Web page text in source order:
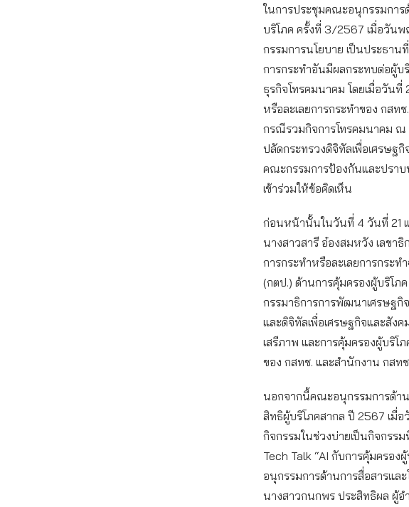
ในการประชุมคณะอนุกรรมการ
บริโภค ครั้งที่ 3/2567 เมื่อวัน
กรรมการนโยบาย เป็นประธาน
การกระทำอันมีผลกระทบต่อผู้บ
ธุรกิจโทรคมนาคม โดยเมื่อวัน
หรือละเลยการกระทำของ กส
กรณีรวมกิจการโทรคมนาคม ณ
ปลัดกระทรวงดิจิทัลเพื่อเศรษฐ
คณะกรรมการป้องกันและปรา
เข้าร่วมให้ข้อคิดเห็น
ก่อนหน้านั้นในวันที่ 4 วันที่ 21
นางสาวสารี อ๋องสมหวัง เลขา
การกระทำหรือละเลยการกระ
(กตป.) ด้านการคุ้มครองผู้บริโ
กรรมาธิการการพัฒนาเศรษฐกิ
และดิจิทัลเพื่อเศรษฐกิจและสั
เสรีภาพ และการคุ้มครองผู้บริโ
ของ กสทช. และสำนักงาน กส
นอกจากนี้คณะอนุกรรมการด้าน
สิทธิผู้บริโภคสากล ปี 2567 เมื่
กิจกรรมในช่วงบ่ายเป็นกิจกรร
Tech Talk “AI กับการคุ้มครอ
อนุกรรมการด้านการสื่อสารแล
นางสาวกนกพร ประสิทธิผล ผู้อ